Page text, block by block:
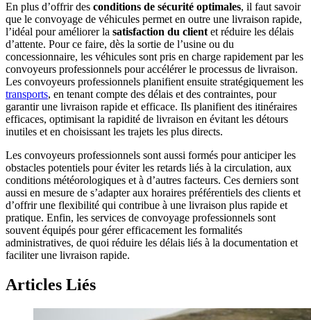
En plus d’offrir des conditions de sécurité optimales, il faut savoir
que le convoyage de véhicules permet en outre une livraison rapide,
l’idéal pour améliorer la satisfaction du clientet réduire les délais
d’attente. Pour ce faire, dès la sortie de l’usine ou du
concessionnaire, les véhicules sont pris en charge rapidement par les
convoyeurs professionnels pour accélérer le processus de livraison.
Les convoyeurs professionnels planifient ensuite stratégiquement les
transports, en tenant compte des délais et des contraintes, pour
garantir une livraison rapide et efficace. Ils planifient des itinéraires
efficaces, optimisant la rapidité de livraison en évitant les détours
inutiles et en choisissant les trajets les plus directs.
Les convoyeurs professionnels sont aussi formés pour anticiper les
obstacles potentiels pour éviter les retards liés à la circulation, aux
conditions météorologiques et à d’autres facteurs. Ces derniers sont
aussi en mesure de s’adapter aux horaires préférentiels des clients et
d’offrir une flexibilité qui contribue à une livraison plus rapide et
pratique. Enfin, les services de convoyage professionnels sont
souvent équipés pour gérer efficacement les formalités
administratives, de quoi réduire les délais liés à la documentation et
faciliter une livraison rapide.
Articles Liés